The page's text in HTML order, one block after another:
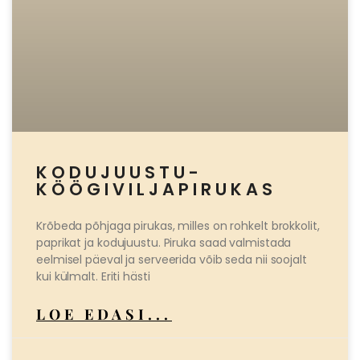
KODUJUUSTU-
KÖÖGIVILJAPIRUKAS
Krõbeda põhjaga pirukas, milles on rohkelt brokkolit,
paprikat ja kodujuustu. Piruka saad valmistada
eelmisel päeval ja serveerida võib seda nii soojalt
kui külmalt. Eriti hästi
LOE EDASI...